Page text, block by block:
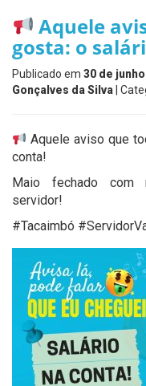
Aquele
gosta: o
Publicado em 30 de
Gonçalves da Silva |
Aquele aviso que
conta!
Maio fechado com
servidor!
#Tacaimbó